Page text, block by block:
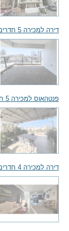
דירה למכירה 5 חדרים 3,300,000₪
פנטהאוס למכירה 5 חדרים 3,500,000₪
דירה למכירה 4 חדרים 3,850,000₪